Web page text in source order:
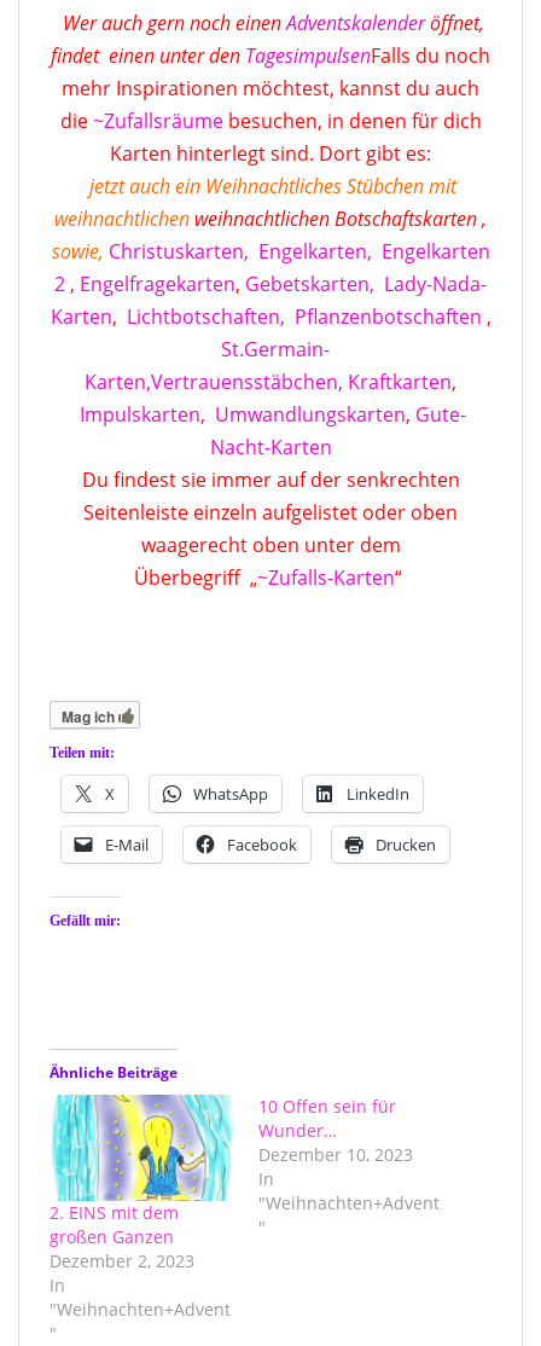
Wer auch gern noch einenAdventskalenderöffnet,
findet einen unter den TagesimpulsenFalls du noch
mehr Inspirationen möchtest, kannst du auch
die~Zufallsräumebesuchen, in denen für dich
Karten hinterlegt sind. Dort gibt es:
jetzt auch ein Weihnachtliches Stübchen mit
weihnachtlichen weihnachtlichen Botschaftskarten,
sowie, Christuskarten, Engelkarten, Engelkarten
2, Engelfragekarten, Gebetskarten, Lady-Nada-
Karten, Lichtbotschaften, Pflanzenbotschaften ,
St.Germain-
Karten,Vertrauensstäbchen, Kraftkarten,
Impulskarten, Umwandlungskarten, Gute-
Nacht-Karten
Du findest sie immer auf der senkrechten
Seitenleiste einzeln aufgelistet oder oben
waagerecht oben unter dem
Überbegriff „~Zufalls-Karten“
Mag ich
Teilen mit:
X WhatsApp LinkedIn
E-Mail Facebook Drucken
Gefällt mir:
Ähnliche Beiträge
2. EINS mit dem
großen Ganzen
Dezember 2, 2023
In
"Weihnachten+Advent
"
10 Offen sein für
Wunder…
Dezember 10, 2023
In
"Weihnachten+Advent
"